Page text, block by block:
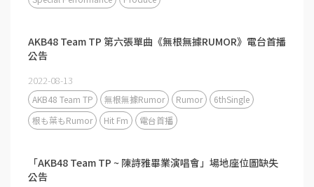
AKB48 Team TP 第六張單曲《無根無據RUMOR》電台首播
公告
2022-08-13
AKB48 Team TP 無根無據Rumor Rumor
6thSingle
根も葉もRumor
Hit Fm 電台首播
「AKB48 Team TP ~ 陳詩雅畢業演唱會」場地座位圖缺失
公告